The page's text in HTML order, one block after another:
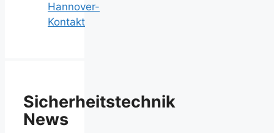
Hannover-
Kontakt
Sicherheitstechnik
News